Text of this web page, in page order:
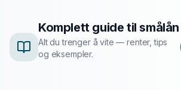
tilbud og finne det som passer deg best.
Slik fungerer prosessen
Komplett guide til smålån
Alt du trenger å vite — renter, tips
og eksempler.